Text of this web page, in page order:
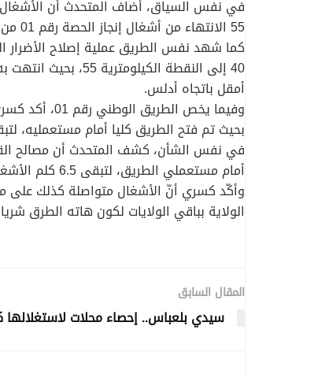
55 الانتهاء من أشغال إنجاز الحصة رقم 01 من النقطة الكيلومترية 100 إلى 121 على مسافة 21 كلم، في انتظار وضع الإشارات الأفقية والعمودية.
أمقل باتجاه أدلس.
بحيث تم فتح الطريق كليا أمام مستعمليه،
أمام مستعملي الطريق، لتبقى 6.5 كلم الأشغال بها متواصلة.
وأكّد كسري أنّ الأشغال متواصلة كذلك على
الولاية بباقي الولايات لكون هاته الطرق
المقال السابق
سيدي بلعباس.. إحصاء محلات